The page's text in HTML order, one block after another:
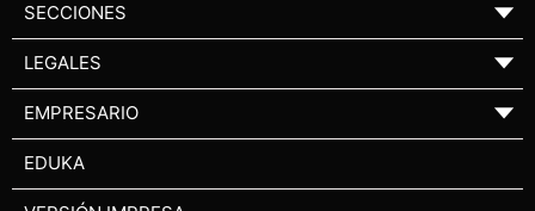
SECCIONES ▼
LEGALES ▼
EMPRESARIO ▼
EDUKA